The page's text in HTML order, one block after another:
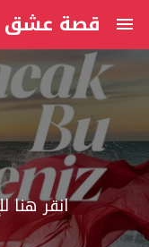
قصة عشق
انقر هنا